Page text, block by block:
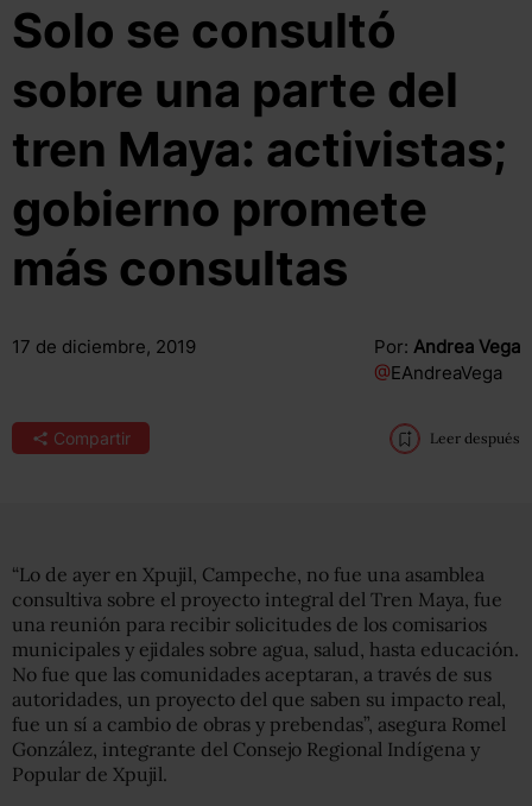
Solo se consultó
sobre una parte del
tren Maya: activistas;
gobierno promete
más consultas
17 de diciembre, 2019 Por: Andrea Vega
@EAndreaVega
Compartir Leer después
“Lo de ayer en Xpujil, Campeche, no fue una asamblea
consultiva sobre el proyecto integral del Tren Maya, fue
una reunión para recibir solicitudes de los comisarios
municipales y ejidales sobre agua, salud, hasta educación.
No fue que las comunidades aceptaran, a través de sus
autoridades, un proyecto del que saben su impacto real,
fue un sí a cambio de obras y prebendas”, asegura Romel
González, integrante del Consejo Regional Indígena y
Popular de Xpujil.